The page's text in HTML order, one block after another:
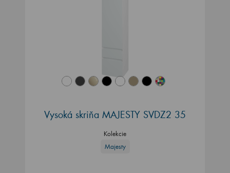
Vysoká skriňa MAJESTY SVDZ2 35
Kolekcie
Majesty